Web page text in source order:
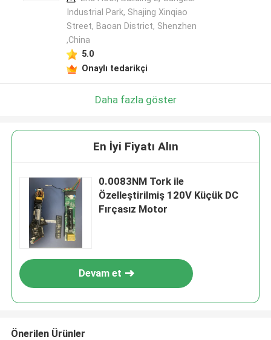
Industrial Park, Shajing Xinqiao
Street, Baoan District, Shenzhen
,China
5.0
Onaylı tedarikçi
Daha fazla göster
En İyi Fiyatı Alın
0.0083NM Tork ile
Özelleştirilmiş 120V Küçük DC
Fırçasız Motor
Devam et
Önerilen Ürünler